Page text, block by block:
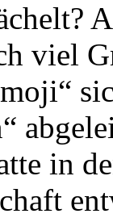
viel
in